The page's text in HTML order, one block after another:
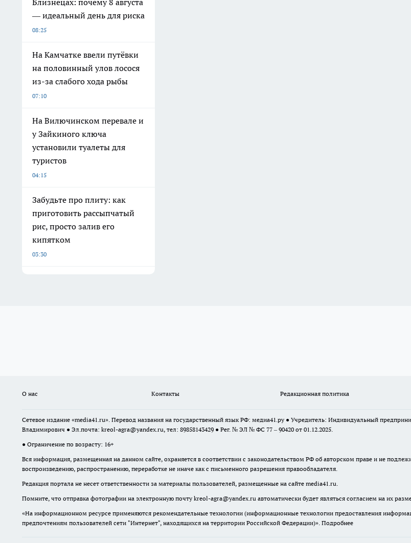
Близнецах: почему 8 августа
— идеальный день для риска
08:25
На Камчатке ввели путёвки
на половинный улов лосося
из-за слабого хода рыбы
07:10
На Вилючинском перевале и
у Зайкиного ключа
установили туалеты для
туристов
04:15
Забудьте про плиту: как
приготовить рассыпчатый
рис, просто залив его
кипятком
03:30
О нас Контакты Редакционная политика
Сетевое издание «media41.ru». Перевод названия на государственный язык РФ: медиа41.ру ● Учредитель: Индивидуальный
Владимирович ● Эл.почта: kreol-agra@yandex.ru, тел: 89858143429 ● Рег. № ЭЛ № ФС 77 – 90420 от 01.12.2025.
● Ограничение по возрасту: 16+
Вся информация, размещенная на данном сайте, охраняется в соответствии с законодательством РФ об авторском праве и не
воспроизведению, распространению, переработке не иначе как с письменного разрешения правообладателя.
Редакция портала не несет ответственности за материалы пользователей, размещенные на сайте media41.ru.
Помните, что отправка фотографии на электронную почту kreol-agra@yandex.ru автоматически будет являться согласием на их
«На информационном ресурсе применяются рекомендательные технологии (информационные технологии предоставления
предпочтениям пользователей сети "Интернет", находящихся на территории Российской Федерации)». Подробнее